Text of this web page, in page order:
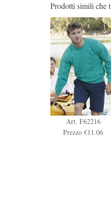
Prodotti simili che
Art. F62216
Prezzo €11.06